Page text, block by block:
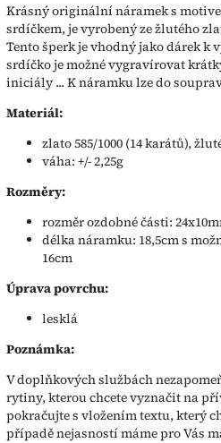
Krásný originální náramek s
srdíčkem, je vyrobený ze žlutého
Tento šperk je vhodný jako dárek k
srdíčko je možné vygravírovat
iniciály ... K náramku lze do
Materiál:
zlato 585/1000 (14 karátů),
váha: +/- 2,25g
Rozměry:
rozměr ozdobné části:
délka náramku: 18,5cm s
16cm
Úprava povrchu:
lesklá
Poznámka:
V doplňkových službách
rytiny, kterou chcete vyznačit na
pokračujte s vložením textu, který
případě nejasností máme pro Vás